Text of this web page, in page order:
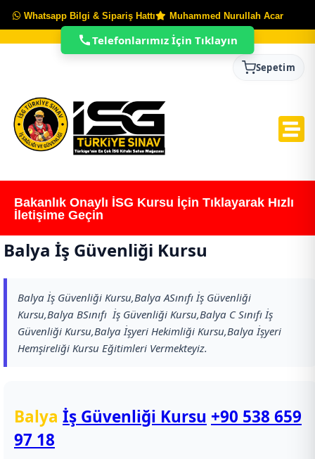
Whatsapp Bilgi & Sipariş Hattı Muhammed Nurullah Acar
Sepetim
Bakanlık Onaylı İSG Kursu İçin Tıklayarak Hızlı
İletişime Geçin
Balya İş Güvenliği Kursu
Balya İş Güvenliği Kursu,Balya ASınıfı İş Güvenliği
Kursu,Balya BSınıfı İş Güvenliği Kursu,Balya C Sınıfı İş
Güvenliği Kursu,Balya İşyeri Hekimliği Kursu,Balya İşyeri
Hemşireliği Kursu Eğitimleri Vermekteyiz.
Balya İş Güvenliği Kursu +90 538 659
97 18
Telefonlarımız İçin Tıklayın